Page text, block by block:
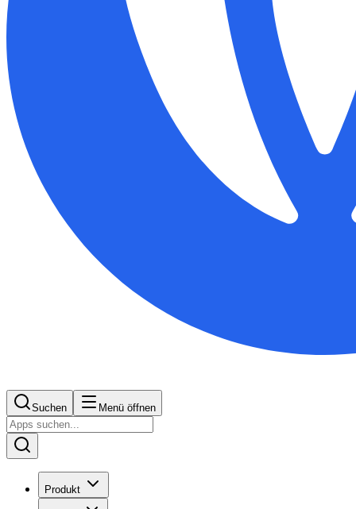
Suchen Menü öffnen
Produkt